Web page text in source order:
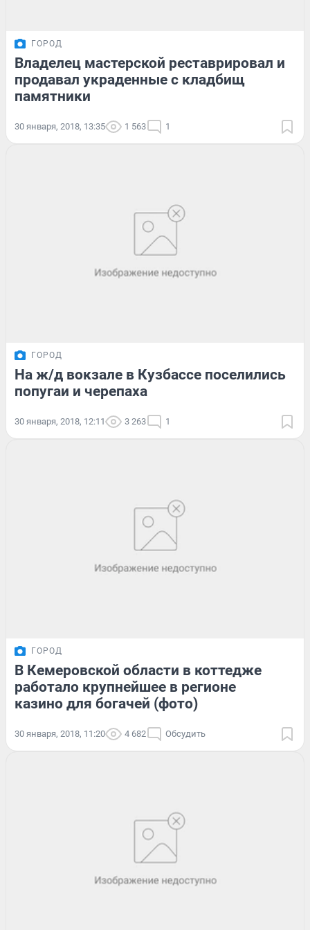
ГОРОД
Владелец мастерской реставрировал и
продавал украденные с кладбищ
памятники
30 января, 2018, 13:35 1 563 1
ГОРОД
На ж/д вокзале в Кузбассе поселились
попугаи и черепаха
30 января, 2018, 12:11 3 263 1
ГОРОД
В Кемеровской области в коттедже
работало крупнейшее в регионе
казино для богачей (фото)
30 января, 2018, 11:20 4 682 Обсудить